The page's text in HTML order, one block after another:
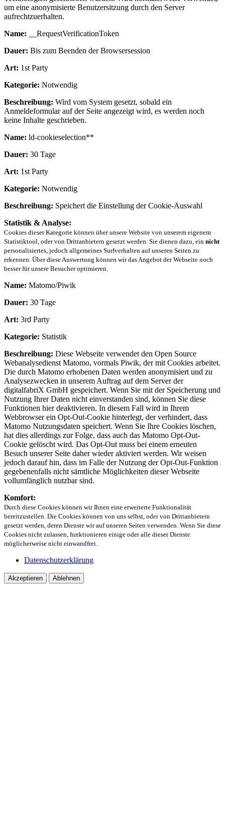
um eine anonymisierte Benutzersitzung durch den Server
aufrechtzuerhalten.
Name: __RequestVerificationToken
Dauer: Bis zum Beenden der Browsersession
Art: 1st Party
Kategorie: Notwendig
Beschreibung: Wird vom System gesetzt, sobald ein
Anmeldeformular auf der Seite angezeigt wird, es werden noch
keine Inhalte geschrieben.
Name: ld-cookieselection**
Dauer: 30 Tage
Art: 1st Party
Kategorie: Notwendig
Beschreibung: Speichert die Einstellung der Cookie-Auswahl
Statistik & Analyse:
Cookies dieser Kategorie können über unsere Website von unserem eigenem
Statistiktool, oder von Drittanbietern gesetzt werden. Sie dienen dazu, ein nicht
personalisiertes, jedoch allgemeines Surfverhalten auf unseren Seiten zu
erkennen. Über diese Auswertung können wir das Angebot der Webseite noch
besser für unsere Besucher optimieren.
Name: Matomo/Piwik
Dauer: 30 Tage
Art: 3rd Party
Kategorie: Statistik
Beschreibung: Diese Webseite verwendet den Open Source
Webanalysedienst Matomo, vormals Piwik, der mit Cookies arbeitet.
Die durch Matomo erhobenen Daten werden anonymisiert und zu
Analysezwecken in unserem Auftrag auf dem Server der
digitalfabriX GmbH gespeichert. Wenn Sie mit der Speicherung und
Nutzung Ihrer Daten nicht einverstanden sind, können Sie diese
Funktionen hier deaktivieren. In diesem Fall wird in Ihrem
Webbrowser ein Opt-Out-Cookie hinterlegt, der verhindert, dass
Matomo Nutzungsdaten speichert. Wenn Sie Ihre Cookies löschen,
hat dies allerdings zur Folge, dass auch das Matomo Opt-Out-
Cookie gelöscht wird. Das Opt-Out muss bei einem erneuten
Besuch unserer Seite daher wieder aktiviert werden. Wir weisen
jedoch darauf hin, dass im Falle der Nutzung der Opt-Out-Funktion
gegebenenfalls nicht sämtliche Möglichkeiten dieser Webseite
vollumfänglich nutzbar sind.
Komfort:
Durch diese Cookies können wir Ihnen eine erweiterte Funktionalität
bereitzustellen. Die Cookies können von uns selbst, oder von Drittanbietern
gesetzt werden, deren Dienste wir auf unseren Seiten verwenden. Wenn Sie diese
Cookies nicht zulassen, funktionieren einige oder alle dieser Dienste
möglicherweise nicht einwandfrei.
Datenschutzerklärung
Akzeptieren Ablehnen